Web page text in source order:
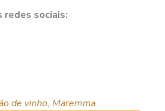
redes sociais:
de vinho, Maremma